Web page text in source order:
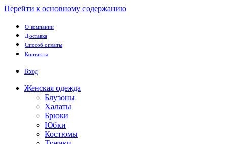
Перейти к основному содержанию
О компании
Доставка
Способ оплаты
Контакты
Вход
Женская одежда
Блузоны
Халаты
Брюки
Юбки
Костюмы